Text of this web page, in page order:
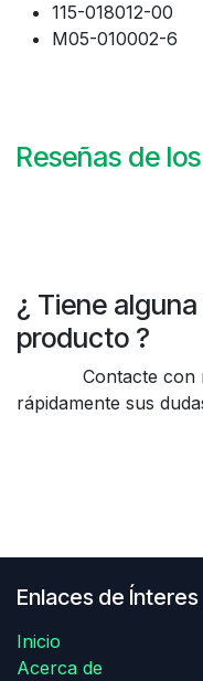
115-018012-00
M05-010002-6
Reseñas de
¿ Tiene
producto ?
Contacte con
rápidamente sus
Enlaces de Ínteres
Inicio
Acerca de